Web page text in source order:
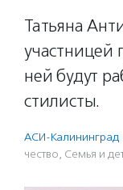
Татьяна
участницей
ней будут
стилисты.
АСИ-Калининград
чест­во, Семья и